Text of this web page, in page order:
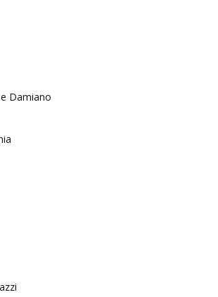
Damiano